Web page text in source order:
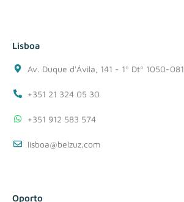
Lisboa
Av. Duque d'Ávila, 141 - 1º Dtº 1050-081
+351 21 324 05 30
+351 912 583 574
lisboa@belzuz.com
Oporto